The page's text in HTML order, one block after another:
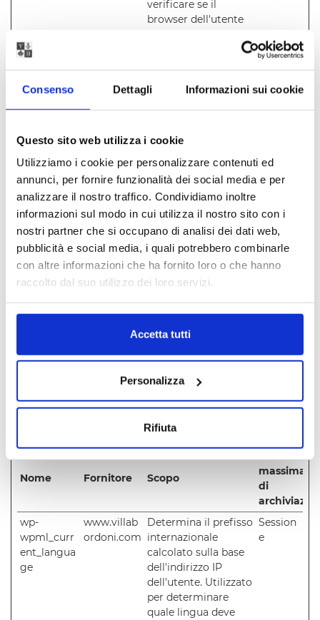
Consenso Dettagli Informazioni sui cookie
Questo sito web utilizza i cookie
Utilizziamo i cookie per personalizzare contenuti ed
annunci, per fornire funzionalità dei social media e per
analizzare il nostro traffico. Condividiamo inoltre
informazioni sul modo in cui utilizza il nostro sito con i
nostri partner che si occupano di analisi dei dati web,
pubblicità e social media, i quali potrebbero combinarle
con altre informazioni che ha fornito loro o che hanno
raccolto dal suo utilizzo dei loro servizi.
Accetta tutti
Personalizza
Rifiuta
verificare se il
browser dell'utente
wpEmojiSe
ttingsSupp
orts
ordoni.com parte di un insieme
di cookie finalizzati a
corretto stato dei
font, dei cursori per
blog/immagini, dei
temi cromatici e di
del sito.
Session
e
Preferenze (1)
I cookie di preferenza consentono al sito web di
memorizzare informazioni che ne influenzano il
comportamento o l'aspetto, quali la lingua
preferita o la località nella quale ti trovi.
Nome Fornitore Scopo
massima
di
wp-
wpml_curr
ent_langua
ge
www.villab
ordoni.com
Determina il prefisso
internazionale
calcolato sulla base
dell'indirizzo IP
dell'utente. Utilizzato
per determinare
quale lingua deve
Session
e